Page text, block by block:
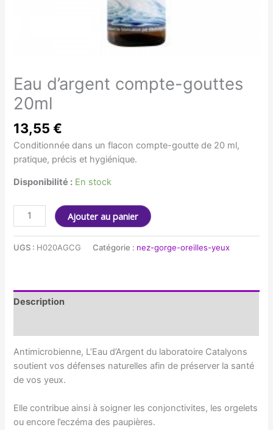
Eau d’argent compte-gouttes
20ml
13,55€
Conditionnée dans un flacon compte-goutte de 20 ml,
pratique, précis et hygiénique.
Disponibilité : En stock
quantité
de
Eau
d'argent
20ml
Ajouter au panier
UGS : H020AGCG Catégorie : nez-gorge-oreilles-yeux
Description
Antimicrobienne, L’Eau d’Argent du laboratoire Catalyons
soutient vos défenses naturelles afin de préserver la santé
de vos yeux.
Elle contribue ainsi à soigner les conjonctivites, les orgelets
ou encore l’eczéma des paupières.